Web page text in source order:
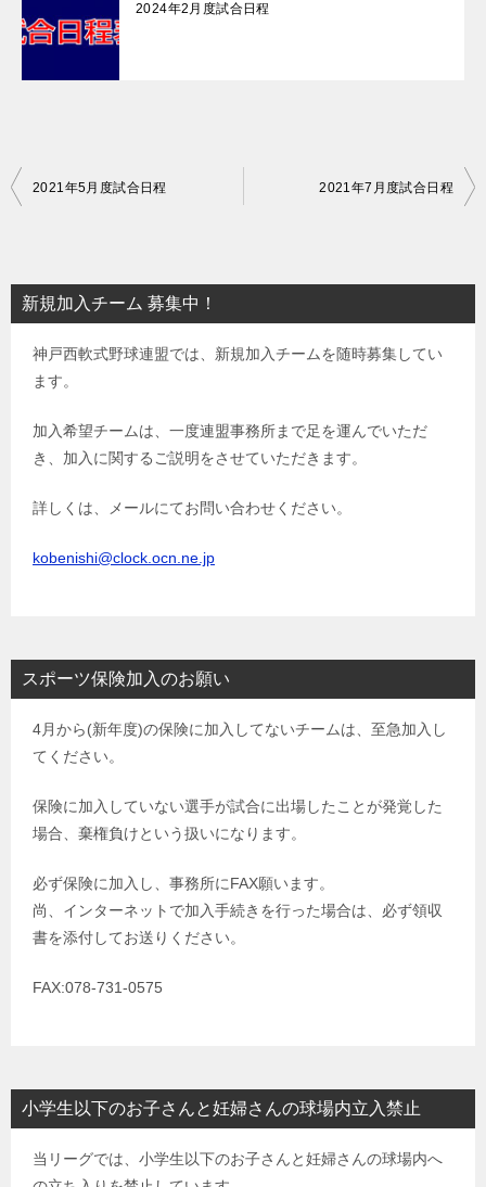
2024年2月度試合日程
投
ビ
ゲ
2021年5月度試合日程 2021年7月度試合日程
新規加入チーム 募集中！
神戸西軟式野球連盟では、新規加入チームを随時募集してい
ます。
加入希望チームは、一度連盟事務所まで足を運んでいただ
き、加入に関するご説明をさせていただきます。
詳しくは、メールにてお問い合わせください。
kobenishi@clock.ocn.ne.jp
スポーツ保険加入のお願い
4月から(新年度)の保険に加入してないチームは、至急加入し
てください。
保険に加入していない選手が試合に出場したことが発覚した
場合、棄権負けという扱いになります。
必ず保険に加入し、事務所にFAX願います。
尚、インターネットで加入手続きを行った場合は、必ず領収
書を添付してお送りください。
FAX:078-731-0575
小学生以下のお子さんと妊婦さんの球場内立入禁止
当リーグでは、小学生以下のお子さんと妊婦さんの球場内へ